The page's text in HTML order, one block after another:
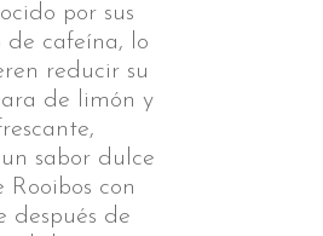
por sus
de cafeína, lo
reducir su
de limón y
sabor dulce
con
después de